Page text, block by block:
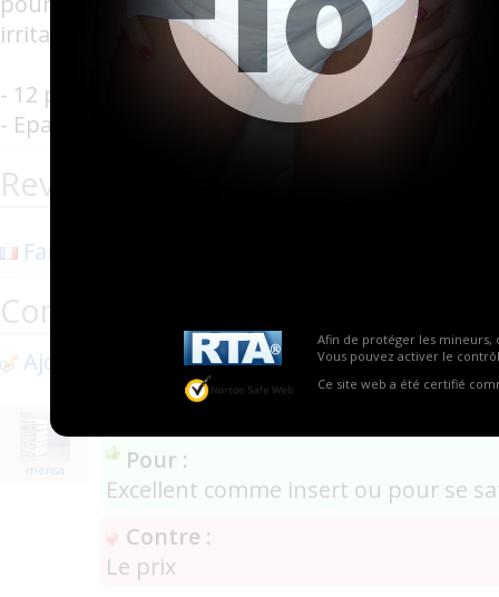
Afin de protéger les mineurs,
Vous pouvez activer le
Ce site web a été certifié
irritant."
- 12 protections par paquet avec sachets
- Epaisseur : 8mm
Revendeurs de la marque Vania
Farmaline
Commentaires
Ajouter un commentaire
mensa
Pour :
Excellent comme insert ou pour se
Contre :
Le prix